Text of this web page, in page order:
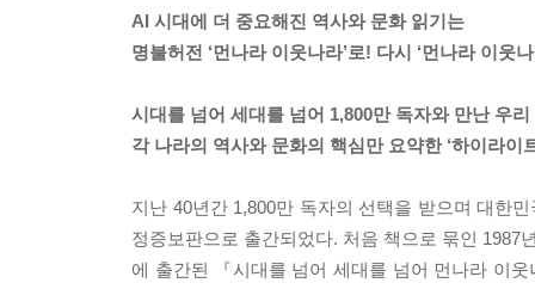
AI 시대에 더 중요해진 역사와 문화 읽기는
명불허전 ‘먼나라 이웃나라’로! 다시 ‘먼나라 이웃나
시대를 넘어 세대를 넘어 1,800만 독자와 만난 우
각 나라의 역사와 문화의 핵심만 요약한 ‘하이라이
지난 40년간 1,800만 독자의 선택을 받으며 대한
정증보판으로 출간되었다. 처음 책으로 묶인
에 출간된 『시대를 넘어 세대를 넘어 먼나라 이